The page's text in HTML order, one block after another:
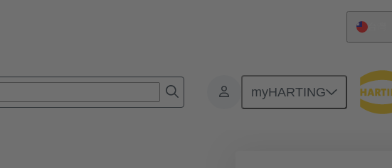
myHARTING
用於工業應用 電流高達 16 A 09 33 006 2702